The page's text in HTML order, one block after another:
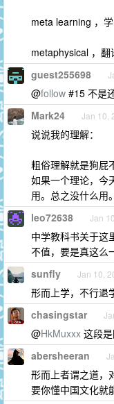
meta learning ，学
metaphysical ，翻
guest255698
@follow #15 不是
Mark24 Jan 10,
说说我的理解：
粗俗理解就是狗屁
如果一个理论，今
用。总之没什么用
leo72638 Jan
中学教科书关于这
不值，要是真这么
sunfly Jan 10,
形而上学，不行退
chasingstar
@HkMuxxx 这段
abersheeran
形而上者谓之道，
要你懂中国文化就